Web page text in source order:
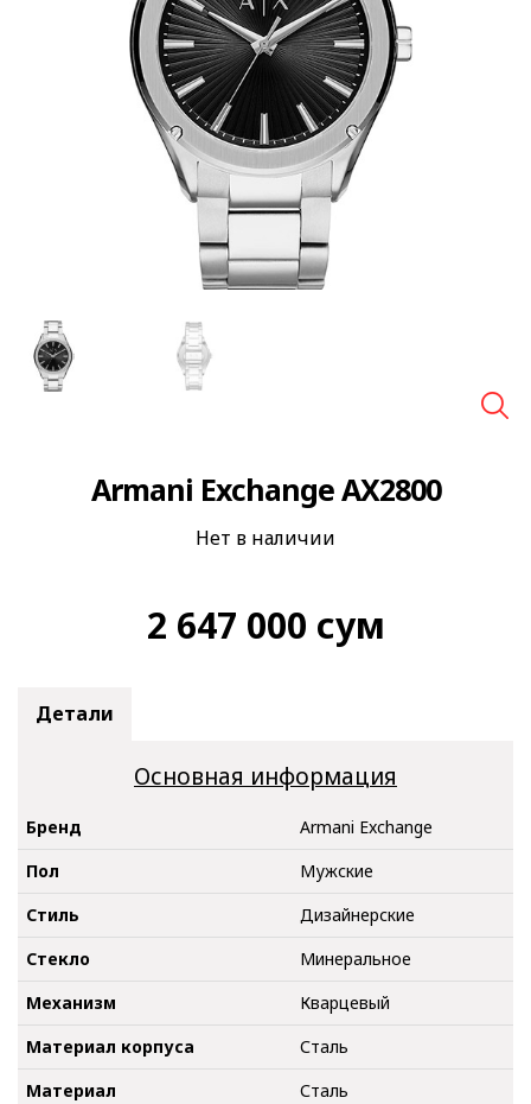
Armani Exchange AX2800
Нет в наличии
2 647 000 сум
Детали
Основная информация
Бренд
Armani Exchange
Пол
Мужские
Стиль
Дизайнерские
Стекло
Минеральное
Механизм
Кварцевый
Материал корпуса
Сталь
Материал
Сталь